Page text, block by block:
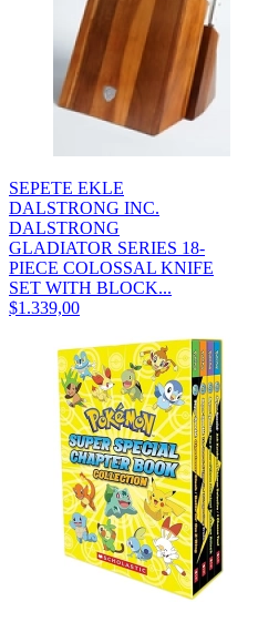
SEPETE EKLE
DALSTRONG INC.
DALSTRONG
GLADIATOR SERIES 18-
PIECE COLOSSAL KNIFE
SET WITH BLOCK...
$1.339,00